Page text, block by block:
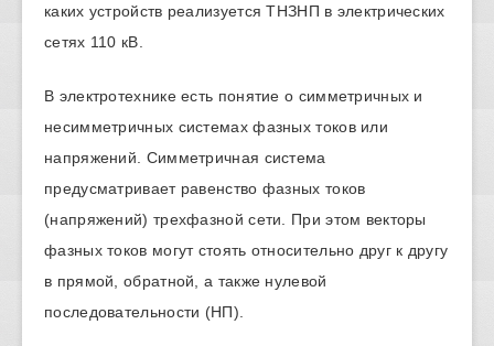
каких устройств реализуется ТНЗНП в электрических
сетях 110 кВ.
В электротехнике есть понятие о симметричных и
несимметричных системах фазных токов или
напряжений. Симметричная система
предусматривает равенство фазных токов
(напряжений) трехфазной сети. При этом векторы
фазных токов могут стоять относительно друг к другу
в прямой, обратной, а также нулевой
последовательности (НП).